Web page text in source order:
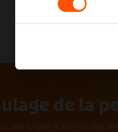
de la
déjà lu dans la section des